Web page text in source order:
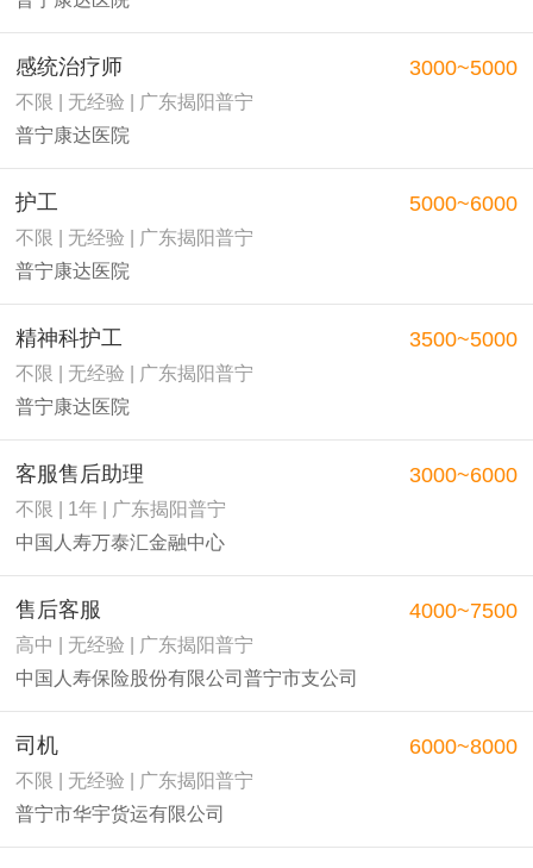
感统治疗师
不限 | 无经验 | 广东揭阳普宁
普宁康达医院
3000~5000
护工
不限 | 无经验 | 广东揭阳普宁
普宁康达医院
5000~6000
精神科护工
不限 | 无经验 | 广东揭阳普宁
普宁康达医院
3500~5000
客服售后助理
不限 | 1年 | 广东揭阳普宁
中国人寿万泰汇金融中心
3000~6000
售后客服
高中 | 无经验 | 广东揭阳普宁
中国人寿保险股份有限公司普宁市支公司
4000~7500
司机
不限 | 无经验 | 广东揭阳普宁
普宁市华宇货运有限公司
6000~8000